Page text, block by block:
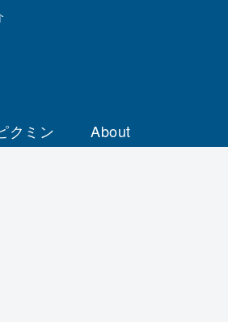
クミン About